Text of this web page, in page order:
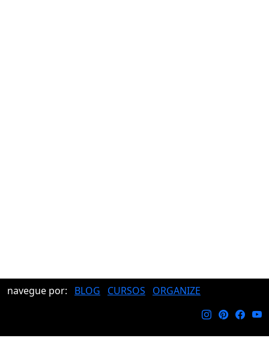
navegue por: BLOG CURSOS ORGANIZE